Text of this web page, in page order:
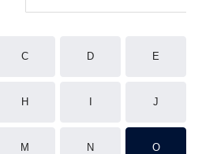
C D E
H J
M N O